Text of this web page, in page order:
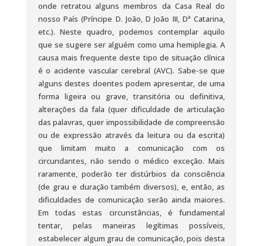
onde retratou alguns membros da Casa Real do
nosso País (Príncipe D. João, D João III, Dª Catarina,
etc.). Neste quadro, podemos contemplar aquilo
que se sugere ser alguém como uma hemiplegia. A
causa mais frequente deste tipo de situação clínica
é o acidente vascular cerebral (AVC). Sabe-se que
alguns destes doentes podem apresentar, de uma
forma ligeira ou grave, transitória ou definitiva,
alterações da fala (quer dificuldade de articulação
das palavras, quer impossibilidade de compreensão
ou de expressão através da leitura ou da escrita)
que limitam muito a comunicação com os
circundantes, não sendo o médico exceção. Mais
raramente, poderão ter distúrbios da consciência
(de grau e duração também diversos), e, então, as
dificuldades de comunicação serão ainda maiores.
Em todas estas circunstâncias, é fundamental
tentar, pelas maneiras legítimas possíveis,
estabelecer algum grau de comunicação, pois desta